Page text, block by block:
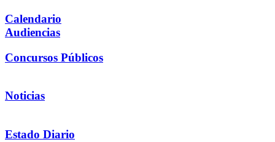
Calendario
Audiencias
Concursos Públicos
Noticias
Estado Diario